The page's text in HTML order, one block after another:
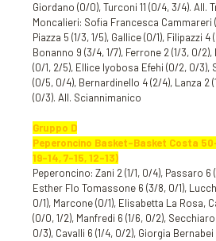
Giordano (0/0), Turconi 11 (0/4, 3/4). All.
Moncalieri: Sofia Francesca Cammareri
Piazza 5 (1/3, 1/5), Gallice (0/1), Filipazzi 4
Bonanno 9 (3/4, 1/7), Ferrone 2 (1/3, 0/
(0/1, 2/5), Ellice Iyobosa Efehi (0/2, 0/3),
(0/5, 0/4), Bernardinello 4 (2/4), Lanza 2
(0/3). All. Sciannimanico
Gruppo D
Peperoncino Basket-Basket Costa
19-14, 7-15, 12-13)
Peperoncino: Zani 2 (1/1, 0/4), Passaro 6
Esther Flo Tomassone 6 (3/8, 0/1),
0/1), Marcone (0/1), Elisabetta La Rosa,
(0/0, 1/2), Manfredi 6 (1/6, 0/2),
0/3), Cavalli 6 (1/4, 0/2), Giorgia Bernabei